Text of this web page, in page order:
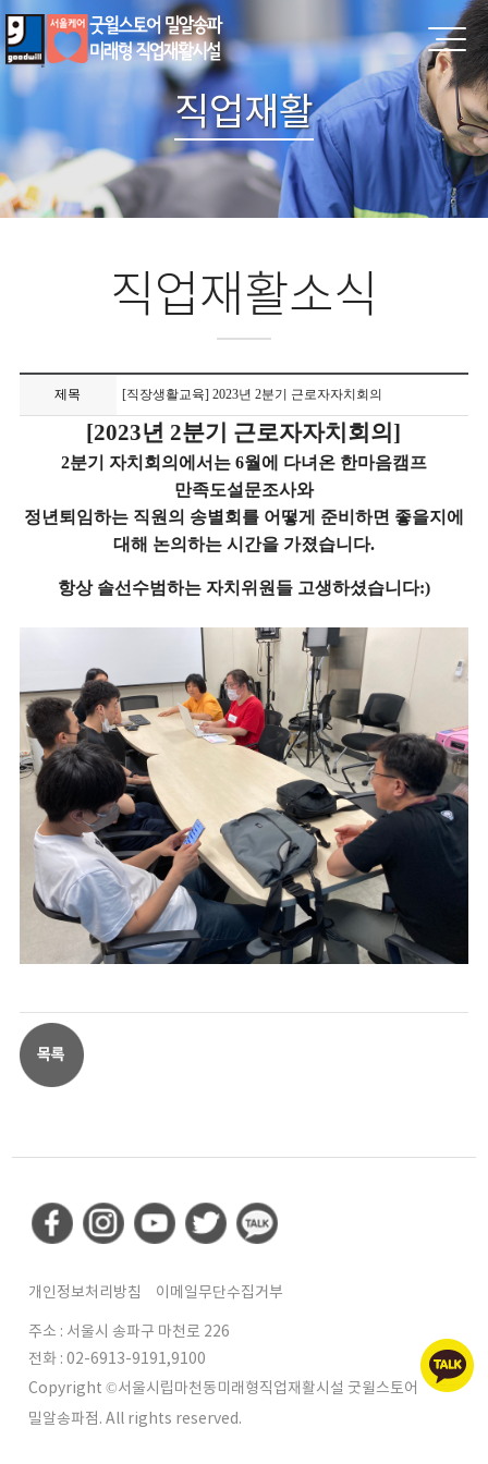
직업재활
직업재활소식
제목 [직장생활교육] 2023년 2분기 근로자자치회의
[2023년 2분기 근로자자치회의]
2분기 자치회의에서는 6월에 다녀온 한마음캠프
만족도설문조사와
정년퇴임하는 직원의 송별회를 어떻게 준비하면 좋을지에
대해 논의하는 시간을 가졌습니다.
항상 솔선수범하는 자치위원들 고생하셨습니다:)
개인정보처리방침
이메일무단수집거부
주소 : 서울시 송파구 마천로 226
전화 : 02-6913-9191,9100
Copyright ©서울시립마천동미래형직업재활시설 굿윌스토어
밀알송파점. All rights reserved.